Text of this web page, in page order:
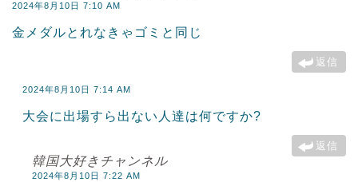
2024年8月10日 7:10 AM
金メダルとれなきゃゴミと同じ
返信
2024年8月10日 7:14 AM
大会に出場すら出ない人達は何ですか?
返信
韓国大好きチャンネル
2024年8月10日 7:22 AM